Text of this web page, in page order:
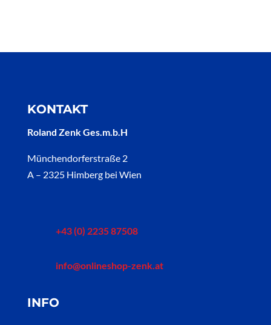
KONTAKT
Roland Zenk Ges.m.b.H
Münchendorferstraße 2
A – 2325 Himberg bei Wien
+43 (0) 2235 87508
info@onlineshop-zenk.at
INFO